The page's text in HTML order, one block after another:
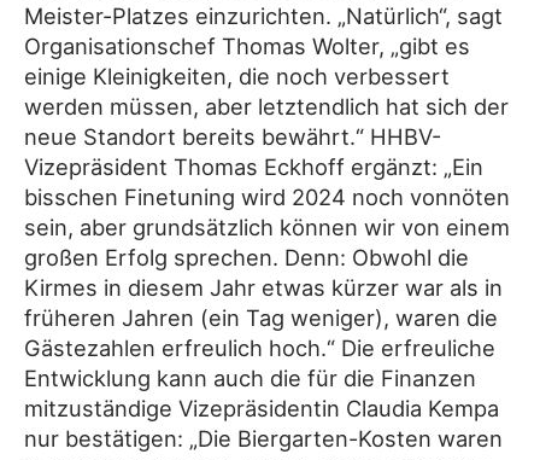
Meister-Platzes einzurichten. „Natürlich“, sagt
Organisationschef Thomas Wolter, „gibt es
einige Kleinigkeiten, die noch verbessert
werden müssen, aber letztendlich hat sich der
neue Standort bereits bewährt.“ HHBV-
Vizepräsident Thomas Eckhoff ergänzt: „Ein
bisschen Finetuning wird 2024 noch vonnöten
sein, aber grundsätzlich können wir von einem
großen Erfolg sprechen. Denn: Obwohl die
Kirmes in diesem Jahr etwas kürzer war als in
früheren Jahren (ein Tag weniger), waren die
Gästezahlen erfreulich hoch.“ Die erfreuliche
Entwicklung kann auch die für die Finanzen
mitzuständige Vizepräsidentin Claudia Kempa
nur bestätigen: „Die Biergarten-Kosten waren